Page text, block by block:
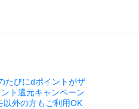
たびにdポイントがザ
ト還元キャンペーン
以外の方もご利用OK